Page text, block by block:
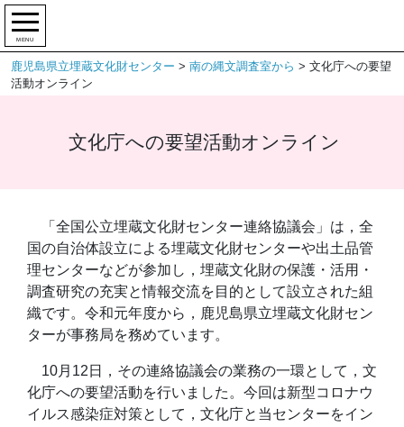
MENU
鹿児島県立埋蔵文化財センター > 南の縄文調査室から > 文化庁への要望
活動オンライン
文化庁への要望活動オンライン
「全国公立埋蔵文化財センター連絡協議会」は，全
国の自治体設立による埋蔵文化財センターや出土品管
理センターなどが参加し，埋蔵文化財の保護・活用・
調査研究の充実と情報交流を目的として設立された組
織です。令和元年度から，鹿児島県立埋蔵文化財セン
ターが事務局を務めています。
10月12日，その連絡協議会の業務の一環として，文
化庁への要望活動を行いました。今回は新型コロナウ
イルス感染症対策として，文化庁と当センターをイン